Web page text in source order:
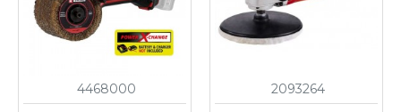
4468000 2093264